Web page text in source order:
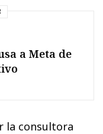
a Meta de
la consultora